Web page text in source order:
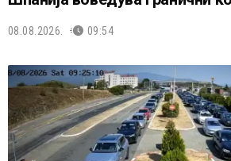
08.08.2026. 09:54